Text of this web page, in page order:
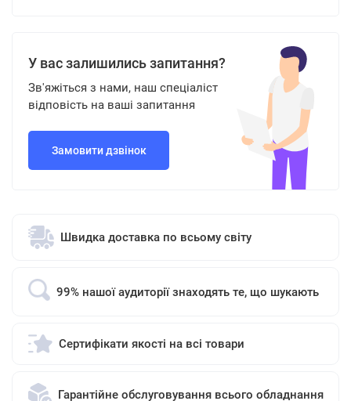
У вас залишились запитання?
Зв'яжіться з нами, наш спеціаліст
відповість на ваші запитання
Замовити дзвінок
Швидка доставка по всьому світу
99% нашої аудиторії знаходять те, що шукають
Сертифікати якості на всі товари
Гарантійне обслуговування всього обладнання